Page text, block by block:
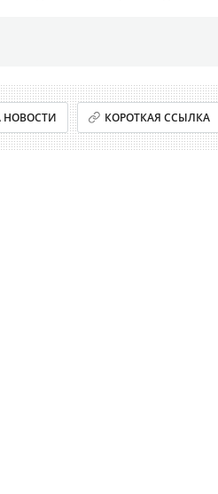
НОВОСТИ КОРОТКАЯ ССЫЛКА